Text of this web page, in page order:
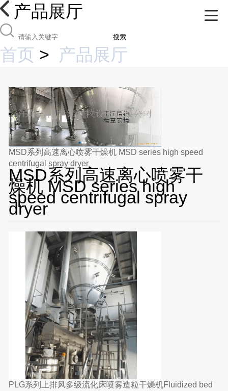
产品展厅
搜索
首页 > 产品展厅
MSD系列高速离心喷雾干燥机 MSD series high speed
centrifugal spray dryer
MSD系列高速离心喷雾干
燥机 MSD series high
speed centrifugal spray
dryer
PLG系列上排风多级流化床喷雾造粒干燥机Fluidized bed